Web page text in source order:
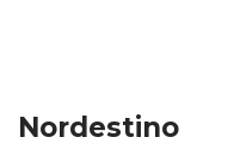
Nordestino